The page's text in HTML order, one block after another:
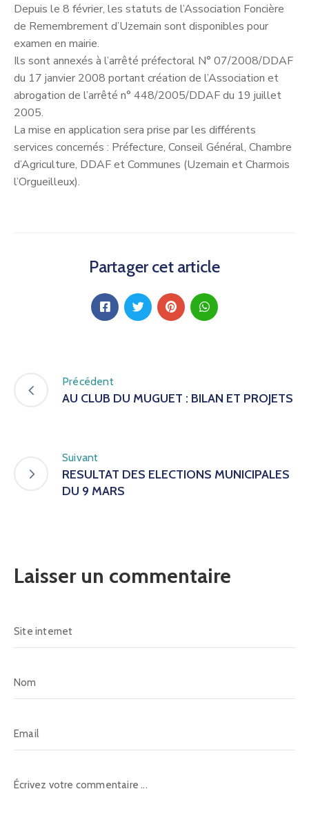
Depuis le 8 février, les statuts de l’Association Foncière
de Remembrement d’Uzemain sont disponibles pour
examen en mairie.
Ils sont annexés à l’arrêté préfectoral N° 07/2008/DDAF
du 17 janvier 2008 portant création de l’Association et
abrogation de l’arrêté n° 448/2005/DDAF du 19 juillet
2005.
La mise en application sera prise par les différents
services concernés : Préfecture, Conseil Général, Chambre
d’Agriculture, DDAF et Communes (Uzemain et Charmois
l’Orgueilleux).
Partager cet article
Précédent
AU CLUB DU MUGUET : BILAN ET PROJETS
Suivant
RESULTAT DES ELECTIONS MUNICIPALES
DU 9 MARS
Laisser un commentaire